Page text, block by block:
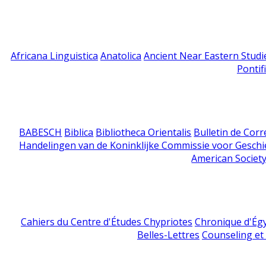
Africana Linguistica Anatolica Ancient Near Eastern
BABESCH Biblica Bibliotheca Orientalis Bulletin de
Handelingen van de Koninklijke Commissie voor
American
Cahiers du Centre d'Études Chypriotes Chronique
Belles-Lettres Counseling